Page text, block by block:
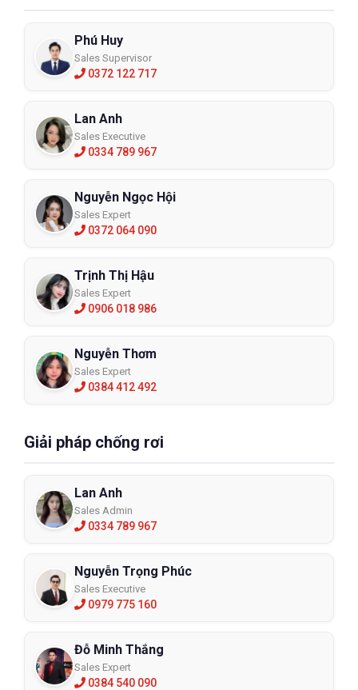
Phú Huy
Sales Supervisor
0372 122 717
Lan Anh
Sales Executive
0334 789 967
Nguyễn Ngọc Hội
Sales Expert
0372 064 090
Trịnh Thị Hậu
Sales Expert
0906 018 986
Nguyễn Thơm
Sales Expert
0384 412 492
Giải pháp chống rơi
Lan Anh
Sales Admin
0334 789 967
Nguyễn Trọng Phúc
Sales Executive
0979 775 160
Đỗ Minh Thắng
Sales Expert
0384 540 090